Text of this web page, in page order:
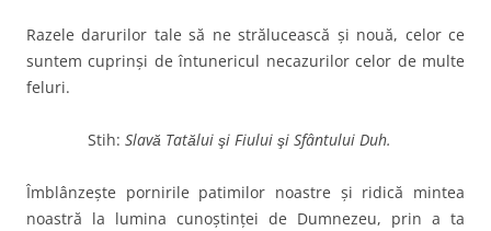
Razele darurilor tale să ne strălucească şi nouă, celor ce
suntem cuprinşi de întunericul necazurilor celor de multe
feluri.
Stih: Slavă Tatălui şi Fiului şi Sfântului Duh.
Îmblânzeşte pornirile patimilor noastre şi ridică mintea
noastră la lumina cunoştinţei de Dumnezeu, prin a ta